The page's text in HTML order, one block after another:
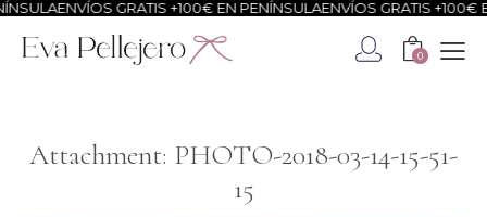
ENVÍOS GRATIS +100€ EN PENÍNSULAENVÍOS GRATIS +100€
0
Attachment: PHOTO-2018-03-14-15-51-
15